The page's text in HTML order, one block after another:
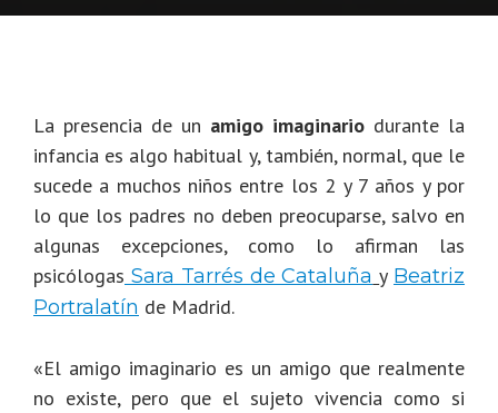
La presencia de un amigo imaginario durante la
infancia es algo habitual y, también, normal, que le
sucede a muchos niños entre los 2 y 7 años y por
lo que los padres no deben preocuparse, salvo en
algunas excepciones, como lo afirman las
psicólogas Sara Tarrés de Cataluña y Beatriz
Portralatín de Madrid.
«El amigo imaginario es un amigo que realmente
no existe, pero que el sujeto vivencia como si